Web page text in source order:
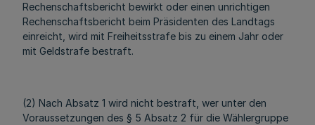
Rechenschaftsbericht bewirkt oder einen unrichtigen
Rechenschaftsbericht beim Präsidenten des Landtags
einreicht, wird mit Freiheitsstrafe bis zu einem Jahr oder
mit Geldstrafe bestraft.
(2) Nach Absatz 1 wird nicht bestraft, wer unter den
Voraussetzungen des § 5 Absatz 2 für die Wählergruppe